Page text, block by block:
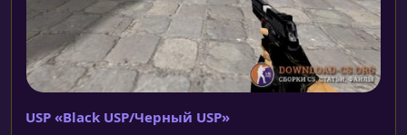
USP «Black USP/Черный USP»